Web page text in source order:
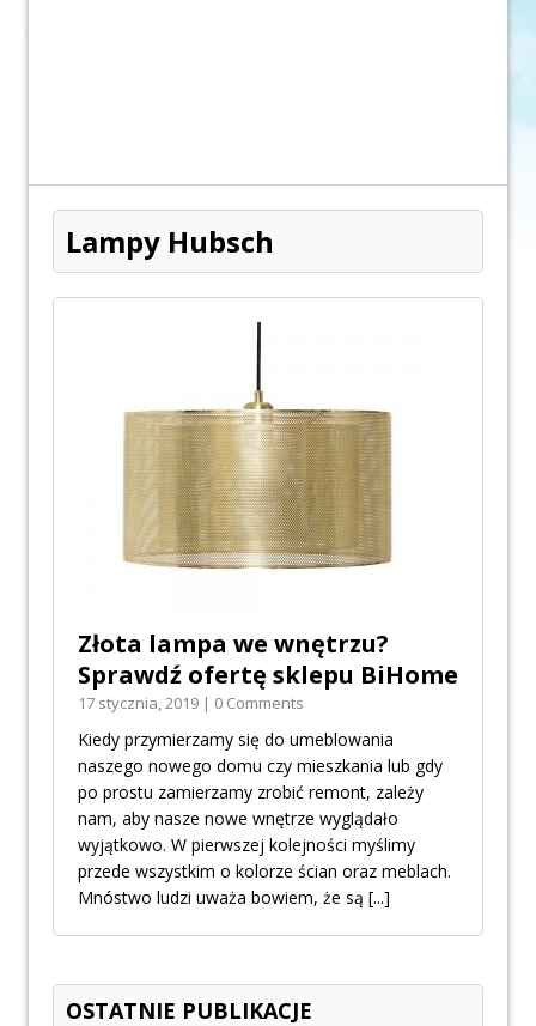
Lampy Hubsch
Złota lampa we wnętrzu?
Sprawdź ofertę sklepu BiHome
17 stycznia, 2019 | 0 Comments
Kiedy przymierzamy się do umeblowania
naszego nowego domu czy mieszkania lub gdy
po prostu zamierzamy zrobić remont, zależy
nam, aby nasze nowe wnętrze wyglądało
wyjątkowo. W pierwszej kolejności myślimy
przede wszystkim o kolorze ścian oraz meblach.
Mnóstwo ludzi uważa bowiem, że są [...]
OSTATNIE PUBLIKACJE